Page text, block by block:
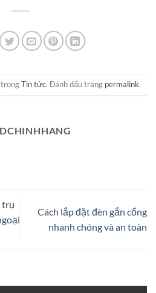
Tin tức. Đánh dấu trang permalink.
trụ
Cách lắp đặt đèn gắn cổng
nhanh chóng và an toàn